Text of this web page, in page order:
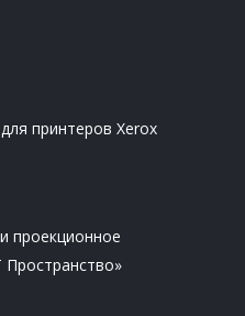
принтеров Xerox
проекционное